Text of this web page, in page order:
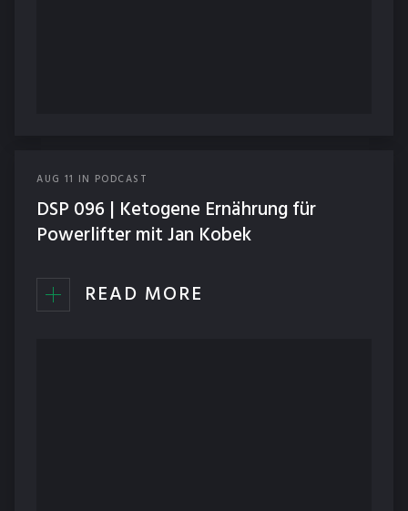
AUG 11 IN PODCAST
DSP 096 | Ketogene Ernährung für
Powerlifter mit Jan Kobek
READ MORE